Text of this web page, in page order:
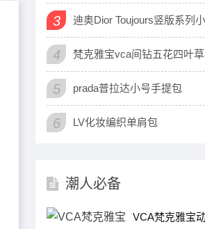
3
4 梵克雅宝vca间钻五花四叶
5 prada普拉达小号手提包
6 LV化妆编织单肩包
潮人必备
VCA梵克雅宝